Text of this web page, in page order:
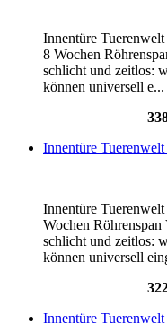
Innentüre
8 Wochen
schlicht und zeitlos:
können universell e...
Innentüre
Innentüre
Wochen
schlicht und zeitlos:
können universell
Innentüre